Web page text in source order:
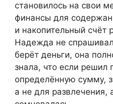
становилось на свои
финансы для
и накопительный счёт
Надежда не
берёт деньги, она
знала, что если решил
определённую сумму,
а не для развлечения,